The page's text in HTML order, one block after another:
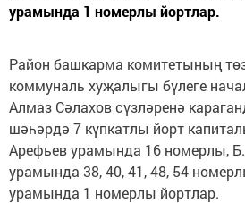
урамында 1 номерлы йортлар.
Район башкарма комитетының
коммуналь хуҗалыгы бүлеге
Алмаз Сәлахов сүзләренә
шәһәрдә 7 күпкатлы йорт
Арефьев урамында 16 номерлы,
урамында 38, 40, 41, 48, 54
урамында 1 номерлы йортлар.